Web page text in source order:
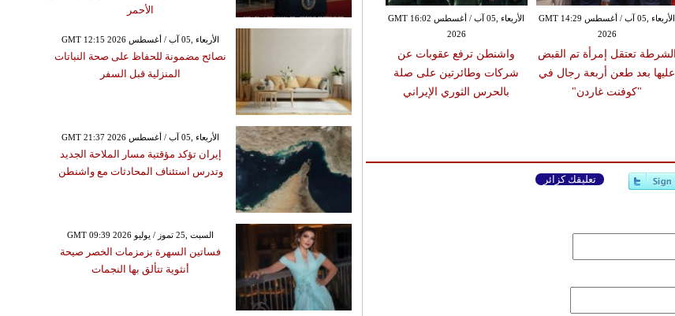
الأربعاء ,05 آب / أغسطس GMT 16:02
2026
واشنطن ترفع عقوبات عن
شركات وطائرتين على صلة
بالحرس الثوري الإيراني
الأربعاء ,05 آب / أغسطس GMT 14:29
2026
الشرطة تعتقل إمرأة تم القبض
عليها بعد طعن أربعة رجال في
"كوفنت غاردن"
تعليقك كزائر
الأحمر
GMT 12:15 2026 الأربعاء ,05 آب / أغسطس
نصائح مضمونة للحفاظ على صحة النباتات
المنزلية قبل السفر
GMT 21:37 2026 الأربعاء ,05 آب / أغسطس
إيران تؤكد مؤقتية مسار الملاحة الجديد
وتدرس استئناف المحادثات مع واشنطن
GMT 09:39 2026 السبت ,25 تموز / يوليو
فساتين السهرة بزمزمات الخصر صيحة
أنثوية تتألق بها النجمات